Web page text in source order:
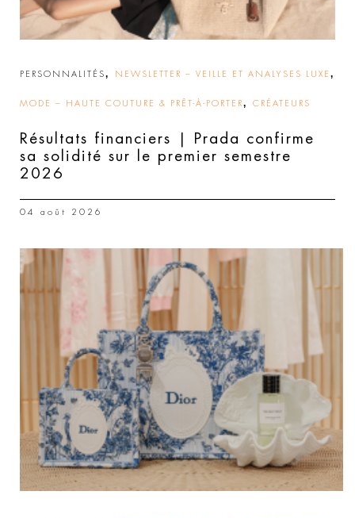
PERSONNALITÉS, NEWSLETTER – VEILLE ET ANALYSES LUXE ,
MODE – HAUTE COUTURE & PRÊT-À-PORTER, CRÉATEURS
Résultats financiers | Prada confirme
sa solidité sur le premier semestre
2026
04 août 2026